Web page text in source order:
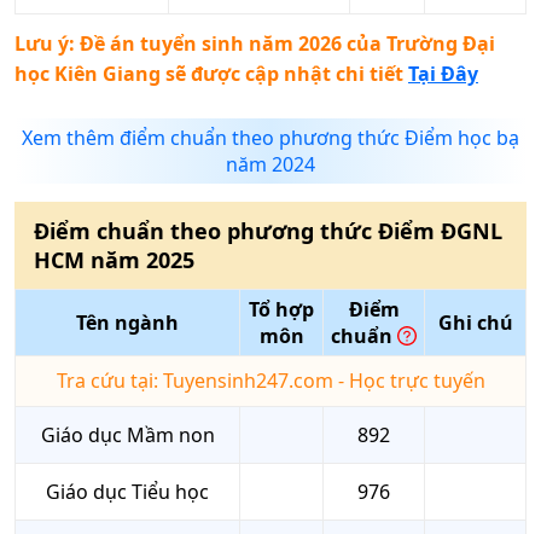
Lưu ý: Đề án tuyển sinh năm 2026 của Trường Đại
học Kiên Giang sẽ được cập nhật chi tiếtTại Đây
Xem thêm điểm chuẩn theo phương thức Điểm học bạ
năm 2024
Điểm chuẩn theo phương thức Điểm ĐGNL
HCM năm 2025
Tên ngành
Tổ hợp
môn
Điểm
chuẩn
Ghi chú
Tra cứu tại: Tuyensinh247.com - Học trực tuyến
Giáo dục Mầm non 892
Giáo dục Tiểu học 976